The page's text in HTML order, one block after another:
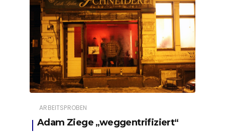
ARBEITSPROBEN
Adam Ziege „weggentrifiziert“